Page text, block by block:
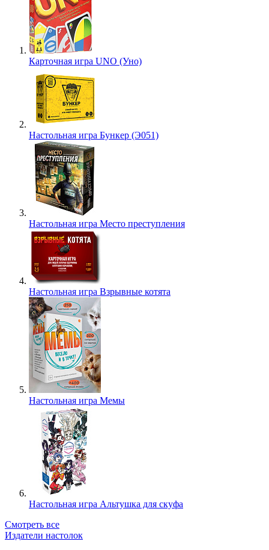
Карточная игра UNO (Уно)
Настольная игра Бункер (Э051)
Настольная игра Место преступления
Настольная игра Взрывные котята
Настольная игра Мемы
Настольная игра Альтушка для скуфа
Смотреть все
Издатели настолок